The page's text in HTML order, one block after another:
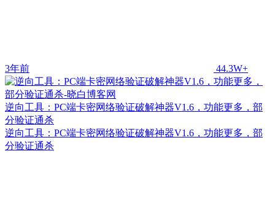
3年前 44.3W+
逆向工具：PC端卡密网络验证破解神器V1.6，功能更多，部
分验证通杀
逆向工具：PC端卡密网络验证破解神器V1.6，功能更多，部
分验证通杀